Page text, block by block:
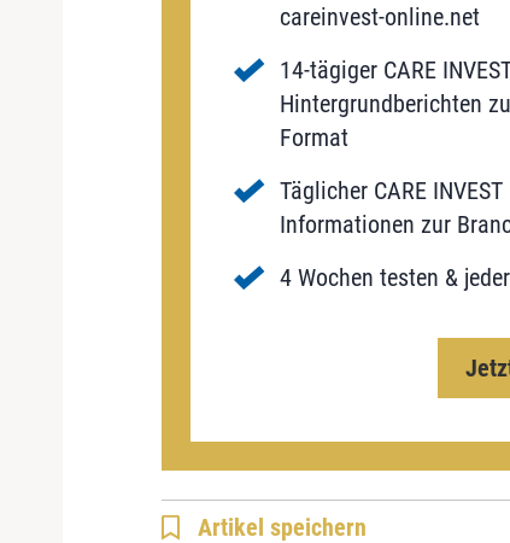
careinvest-online.net
14-tägiger CARE
Hintergrundberichten
Format
Täglicher CARE
Informationen zur
4 Wochen testen &
Artikel speichern